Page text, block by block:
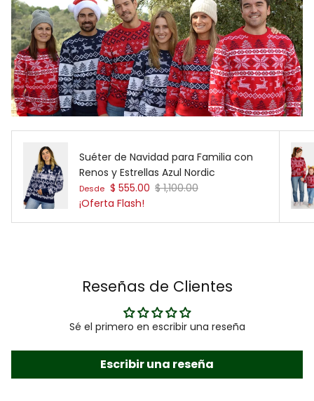
Suéter de Navidad para Familia con
Renos y Estrellas Azul Nordic
Precio de venta
Desde $ 555.00 Precio normal
$ 1,100.00
¡Oferta Flash!
Reseñas de Clientes
Sé el primero en escribir una reseña
Escribir una reseña